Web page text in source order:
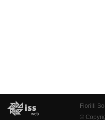
Fiorilli
©